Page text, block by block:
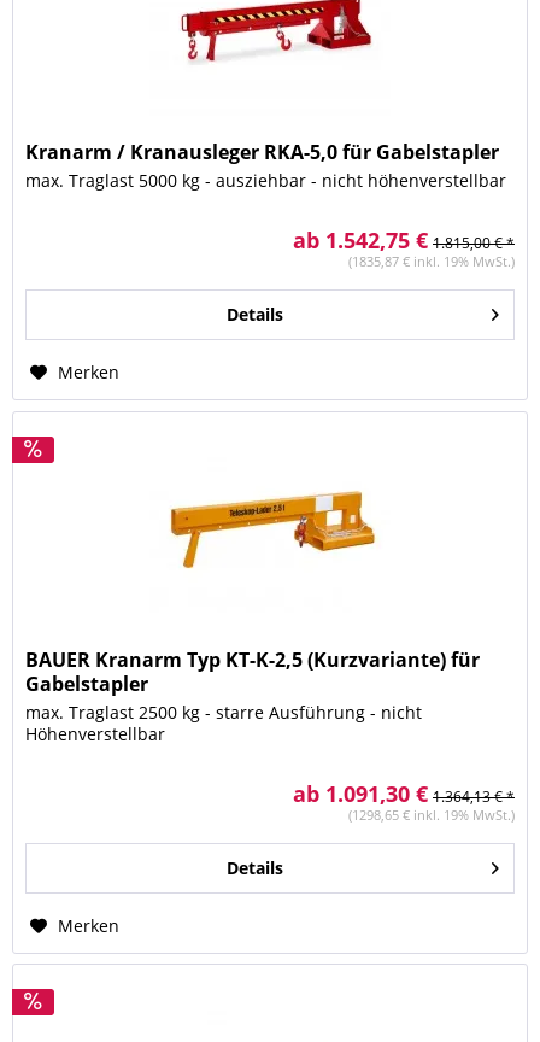
Kranarm / Kranausleger RKA-5,0 für Gabelstapler
max. Traglast 5000 kg - ausziehbar - nicht höhenverstellbar
ab 1.542,75 € 1.815,00 € *
(1835,87 € inkl. 19% MwSt.)
Details
Merken
BAUER Kranarm Typ KT-K-2,5 (Kurzvariante) für
Gabelstapler
max. Traglast 2500 kg - starre Ausführung - nicht
Höhenverstellbar
ab 1.091,30 € 1.364,13 € *
(1298,65 € inkl. 19% MwSt.)
Details
Merken